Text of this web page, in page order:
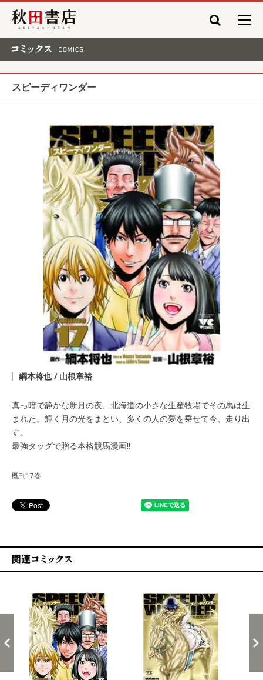
秋田書店
スピーディワンダー
綱本将也 / 山根章裕
真っ暗で静かな新月の夜、北海道の小さな生産牧場でその馬は生
まれた。輝く月の光をまとい、多くの人の夢を乗せて今、走り出
す。
最強タッグで贈る本格競馬漫画!!
既刊17巻